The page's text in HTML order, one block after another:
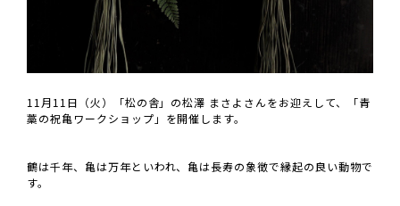
11月11日（火）「松の舎」の松澤 まさよさんをお迎えして、「青
藁の祝亀ワークショップ」を開催します。
鶴は千年、亀は万年といわれ、亀は長寿の象徴で縁起の良い動物で
す。